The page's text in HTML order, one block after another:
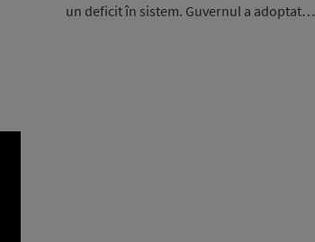
un deficit în sistem. Guvernul a adoptat…